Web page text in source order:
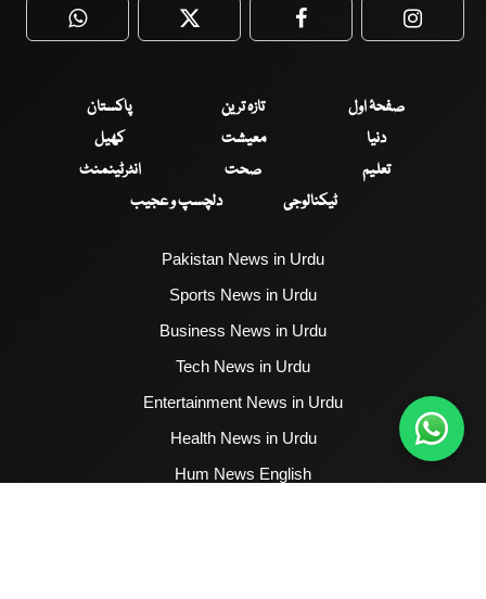
WhatsApp Twitter Facebook
صفحۂ اول تازہ ترین
پاکستان
دنیا
معیشت
کھیل
تعلیم
صحت
انٹرٹینمنٹ
ٹیکنالوجی
دلچسپ و عجیب
Pakistan News in Urdu
Sports News in Urdu
Business News in Urdu
Tech News in Urdu
Entertainment News in Urdu
Health News in Urdu
Hum News English